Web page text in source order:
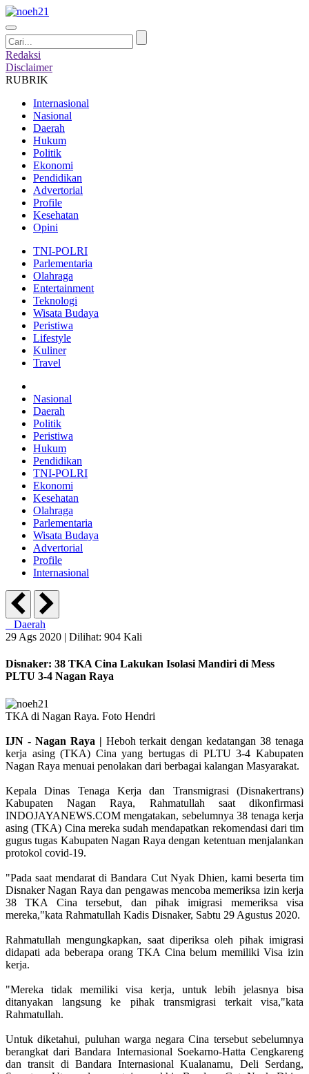
Redaksi
Disclaimer
RUBRIK
Internasional
Nasional
Daerah
Hukum
Politik
Ekonomi
Pendidikan
Advertorial
Profile
Kesehatan
Opini
TNI-POLRI
Parlementaria
Olahraga
Entertainment
Teknologi
Wisata Budaya
Peristiwa
Lifestyle
Kuliner
Travel
Nasional
Daerah
Politik
Peristiwa
Hukum
Pendidikan
TNI-POLRI
Ekonomi
Kesehatan
Olahraga
Parlementaria
Wisata Budaya
Advertorial
Profile
Internasional
Daerah
29 Ags 2020 | Dilihat: 904 Kali
Disnaker: 38 TKA Cina Lakukan Isolasi Mandiri di Mess
PLTU 3-4 Nagan Raya
TKA di Nagan Raya. Foto Hendri
IJN - Nagan Raya | Heboh terkait dengan kedatangan 38 tenaga
kerja asing (TKA) Cina yang bertugas di PLTU 3-4 Kabupaten
Nagan Raya menuai penolakan dari berbagai kalangan Masyarakat.
Kepala Dinas Tenaga Kerja dan Transmigrasi (Disnakertrans)
Kabupaten Nagan Raya, Rahmatullah saat dikonfirmasi
INDOJAYANEWS.COM mengatakan, sebelumnya 38 tenaga kerja
asing (TKA) Cina mereka sudah mendapatkan rekomendasi dari tim
gugus tugas Kabupaten Nagan Raya dengan ketentuan menjalankan
protokol covid-19.
"Pada saat mendarat di Bandara Cut Nyak Dhien, kami beserta tim
Disnaker Nagan Raya dan pengawas mencoba memeriksa izin kerja
38 TKA Cina tersebut, dan pihak imigrasi memeriksa visa
mereka,"kata Rahmatullah Kadis Disnaker, Sabtu 29 Agustus 2020.
Rahmatullah mengungkapkan, saat diperiksa oleh pihak imigrasi
didapati ada beberapa orang TKA Cina belum memiliki Visa izin
kerja.
"Mereka tidak memiliki visa kerja, untuk lebih jelasnya bisa
ditanyakan langsung ke pihak transmigrasi terkait visa,"kata
Rahmatullah.
Untuk diketahui, puluhan warga negara Cina tersebut sebelumnya
berangkat dari Bandara Internasional Soekarno-Hatta Cengkareng
dan transit di Bandara Internasional Kualanamu, Deli Serdang,